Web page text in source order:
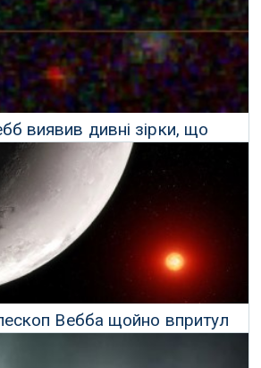
виявив дивні зірки, що
на темній матерії
Вебба щойно впритул
екзопланету